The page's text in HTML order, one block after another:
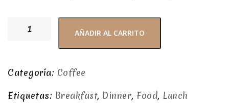
AÑADIR AL CARRITO
Categoría: Coffee
Etiquetas: Breakfast, Dinner, Food, Lunch